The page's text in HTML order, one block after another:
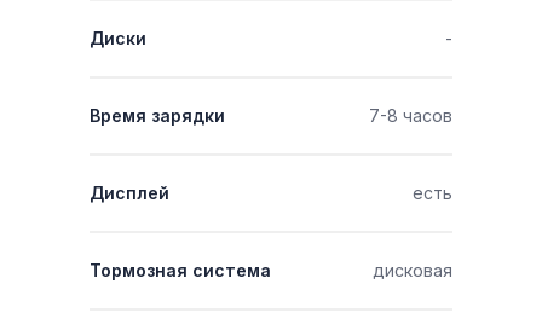
-
Диски
7-8 часов
Время зарядки
есть
Дисплей
дисковая
Тормозная система